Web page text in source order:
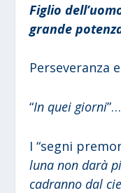
Figlio
grande
Perseveranza
“In quei giorni
I “segni
luna non darà
cadranno dal